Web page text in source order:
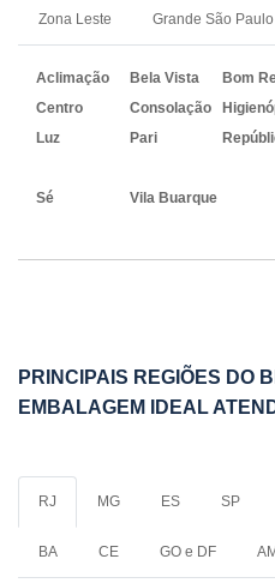
Zona Leste Grande São Paulo
Aclimação Bela Vista Bom
Centro
Consolação
Luz
Pari
Sé
Vila Buarque
PRINCIPAIS REGIÕES DO
EMBALAGEM IDEAL
RJ MG ES SP
BA CE GO e DF AM